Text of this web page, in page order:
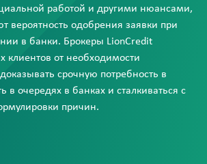
работой и другими нюансами,
вероятность одобрения заявки при
в банки. Брокеры LionCredit
клиентов от необходимости
срочную потребность в
в очередях в банках и сталкиваться с
причин.